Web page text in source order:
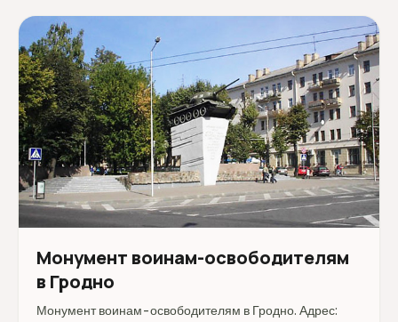
Монумент воинам-освободителям
в Гродно
Монумент воинам-освободителям в Гродно. Адрес: